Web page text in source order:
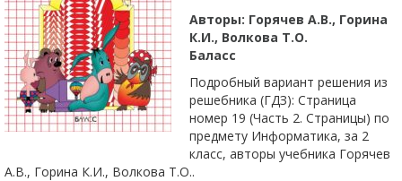
Авторы: Горячев А.В., Горина
К.И., Волкова Т.О.
Баласс
Подробный вариант решения из
решебника (ГДЗ): Страница
номер 19 (Часть 2. Страницы) по
предмету Информатика, за 2
класс, авторы учебника Горячев
А.В., Горина К.И., Волкова Т.О..